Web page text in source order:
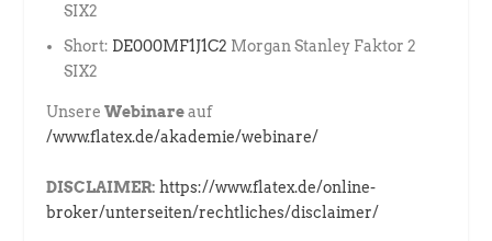
SIX2
Short: DE000MF1J1C2 Morgan Stanley Faktor 2
SIX2
UnsereWebinareauf
/www.flatex.de/akademie/webinare/
DISCLAIMER: https://www.flatex.de/online-
broker/unterseiten/rechtliches/disclaimer/